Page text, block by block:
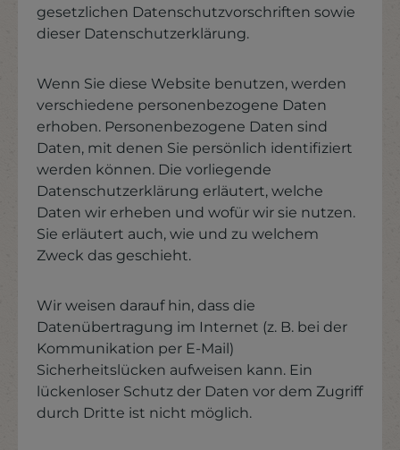
gesetzlichen Datenschutzvorschriften sowie
dieser Datenschutzerklärung.
Wenn Sie diese Website benutzen, werden
verschiedene personenbezogene Daten
erhoben. Personenbezogene Daten sind
Daten, mit denen Sie persönlich identifiziert
werden können. Die vorliegende
Datenschutzerklärung erläutert, welche
Daten wir erheben und wofür wir sie nutzen.
Sie erläutert auch, wie und zu welchem
Zweck das geschieht.
Wir weisen darauf hin, dass die
Datenübertragung im Internet (z. B. bei der
Kommunikation per E-Mail)
Sicherheitslücken aufweisen kann. Ein
lückenloser Schutz der Daten vor dem Zugriff
durch Dritte ist nicht möglich.